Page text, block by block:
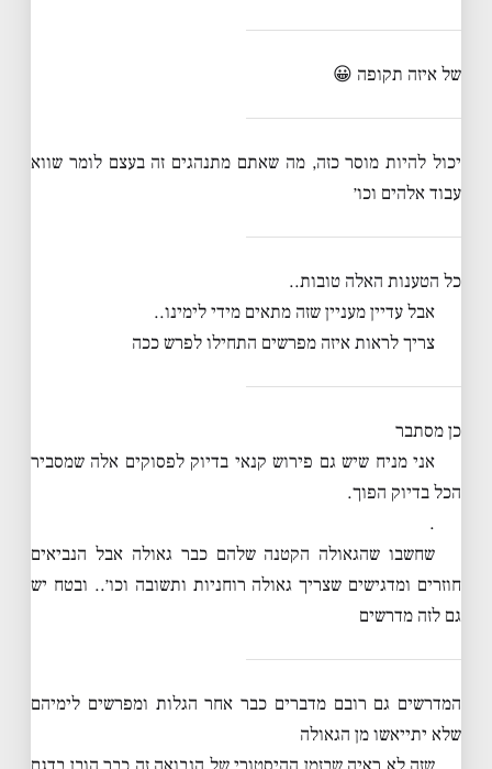
של איזה תקופה 😀
יכול להיות מוסר כזה, מה שאתם מתנהגים זה בעצם לומר שווא
עבוד אלהים וכו׳
כל הטענות האלה טובות..
אבל עדיין מעניין שזה מתאים מידי לימינו..
צריך לראות איזה מפרשים התחילו לפרש ככה
כן מסתבר
אני מניח שיש גם פירוש קנאי בדיוק לפסוקים אלה שמסביר
הכל בדיוק הפוך.
.
שחשבו שהגאולה הקטנה שלהם כבר גאולה אבל הנביאים
חוזרים ומדגישים שצריך גאולה רוחניות ותשובה וכו׳.. ובטח יש
גם לזה מדרשים
המדרשים גם רובם מדברים כבר אחר הגלות ומפרשים לימיהם
שלא יתייאשו מן הגאולה